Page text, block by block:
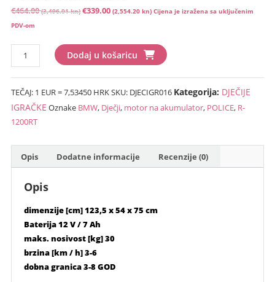
€464.00 (3,496.01 kn) Izvorna
je:
€464.00
(3,496.01
kn).
€339.00 (2,554.20 kn)Trenutna
€339.00
(2,554.20
kn).
Cijena je izražena sa uključenim
PDV-om
BMW
R-
1200RT
POLICE
dječji
motor
količina
Dodaj u košaricu
TEČAJ: 1 EUR = 7,53450 HRKSKU: DJECIGR016 Kategorija: DJEČIJE
IGRAČKE Oznake BMW, Dječji, motor na akumulator, POLICE, R-
1200RT
Opis Dodatne informacije Recenzije (0)
Opis
dimenzije [cm] 123,5 x 54 x 75 cm
Baterija 12 V / 7 Ah
maks. nosivost [kg] 30
brzina [km / h] 3-6
dobna granica 3-8 GOD